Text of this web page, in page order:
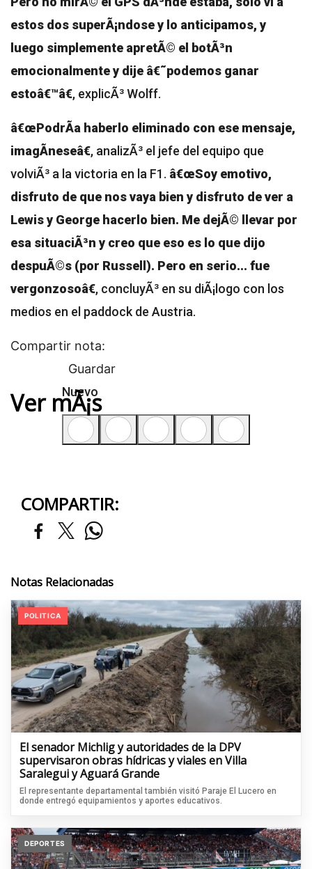
estos dos superÃ¡ndose y lo anticipamos, y
luego simplemente apretÃ© el botÃ³n
emocionalmente y dije â€˜podemos ganar
estoâ€™â€, explicÃ³ Wolff.
â€œPodrÃ­a haberlo eliminado con ese mensaje,
imagÃ­neseâ€, analizÃ³ el jefe del equipo que
volviÃ³ a la victoria en la F1. â€œSoy emotivo,
disfruto de que nos vaya bien y disfruto de ver a
Lewis y George hacerlo bien. Me dejÃ© llevar por
esa situaciÃ³n y creo que eso es lo que dijo
despuÃ©s (por Russell). Pero en serio... fue
vergonzosoâ€, concluyÃ³ en su diÃ¡logo con los
medios en el paddock de Austria.
Compartir nota:
Guardar
Nuevo
Ver mÃ¡s
COMPARTIR:
Notas Relacionadas
POLITICA
El senador Michlig y autoridades de la DPV
supervisaron obras hídricas y viales en Villa
Saralegui y Aguará Grande
El representante departamental también visitó Paraje El Lucero en
donde entregó equipamientos y aportes educativos.
DEPORTES